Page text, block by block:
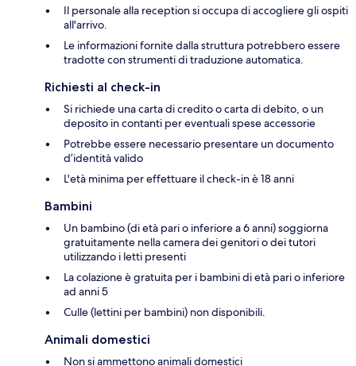
Il personale alla reception si occupa di accogliere gli ospiti
all'arrivo.
Le informazioni fornite dalla struttura potrebbero essere
tradotte con strumenti di traduzione automatica.
Richiesti al check-in
Si richiede una carta di credito o carta di debito, o un
deposito in contanti per eventuali spese accessorie
Potrebbe essere necessario presentare un documento
d’identità valido
L'età minima per effettuare il check-in è 18 anni
Bambini
Un bambino (di età pari o inferiore a 6 anni) soggiorna
gratuitamente nella camera dei genitori o dei tutori
utilizzando i letti presenti
La colazione è gratuita per i bambini di età pari o inferiore
ad anni 5
Culle (lettini per bambini) non disponibili.
Animali domestici
Non si ammettono animali domestici